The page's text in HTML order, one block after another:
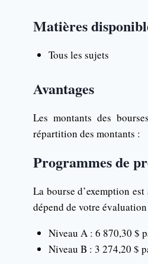
Matières
Tous les sujets
Avantages
Les montants des
répartition des montants :
Programmes de
La bourse d’exemption
dépend de votre
Niveau A : 6 870,30 $
Niveau B : 3 274,20 $